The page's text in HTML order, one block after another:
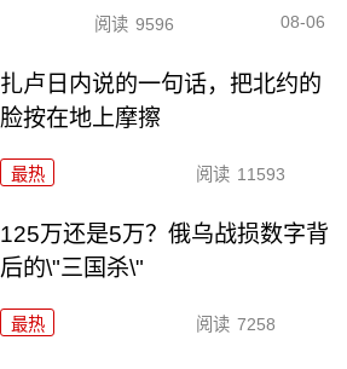
阅读 9596 08-06
扎卢日内说的一句话，把北约的
脸按在地上摩擦
最热 阅读 11593
125万还是5万？俄乌战损数字背
后的\"三国杀\"
最热 阅读 7258